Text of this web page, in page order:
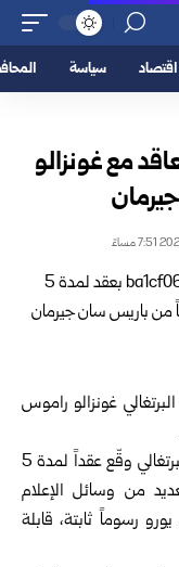
اقتصاد سياسة
يتعاقد مع غونزالو
غونزالو راموس
وحسب البيان الرسمي للنادي، فإن المهاجم البرتغالي وقّع عقداً لمدة 5
كشفت العديد من وسائل الإعلام
الصفقة بلغت 74 مليون يورو رسوماً ثابتة، قابلة